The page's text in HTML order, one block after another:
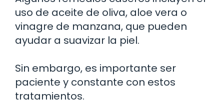
uso de aceite de oliva, aloe vera o
vinagre de manzana, que pueden
ayudar a suavizar la piel.
Sin embargo, es importante ser
paciente y constante con estos
tratamientos.